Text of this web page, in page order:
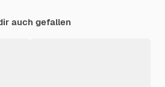
auch gefallen